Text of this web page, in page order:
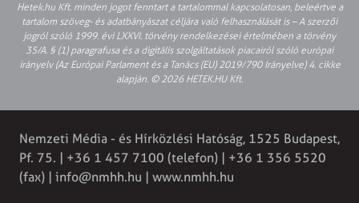
Hetek.hu Kft. minden jogot fenntart a tartalommal kapcsolatosan, beleértve a
tartalom szöveg- és adatbányászat céljára való felhasználását is – A szerzői
jogról szóló 1999. évi LXXVI. törvény rendelkezései értelmében a törvény
35/A. § (1) paragrafusa és a digitális szolgáltatások piacairól szóló európai
irányelv (Az Európai Parlament és a Tanács (EU) 2019/790 Irányelve) 4. cikke
alapján. © 2026 HETEK.HU Kft.
Nemzeti Média - és Hírközlési Hatóság, 1525 Budapest,
Pf. 75. | +36 1 457 7100 (telefon) | +36 1 356 5520
(fax) | info@nmhh.hu | www.nmhh.hu